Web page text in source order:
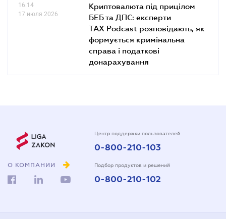
16.14
17 июля 2026
Криптовалюта під прицілом
БЕБ та ДПС: експерти
TAX Podcast розповідають, як
формується кримінальна
справа і податкові
донарахування
О КОМПАНИИ
Центр поддержки пользователей
0-800-210-103
Подбор продуктов и решений
0-800-210-102